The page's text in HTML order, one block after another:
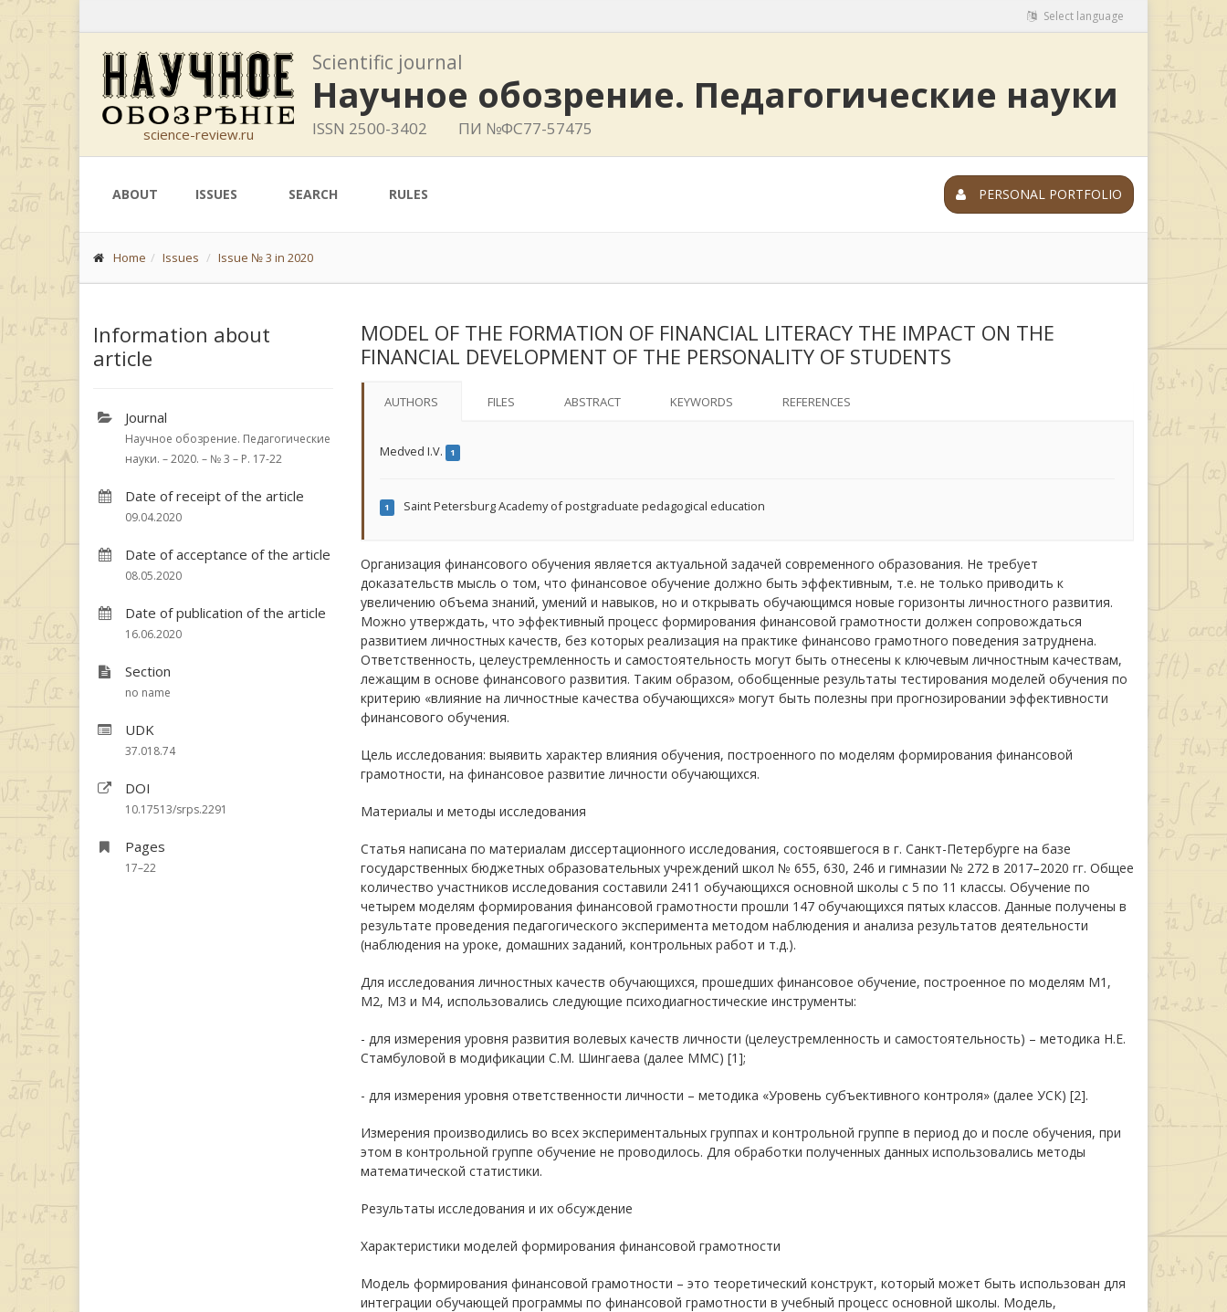
Select language
science-review.ru
Scientific journal
Научное обозрение. Педагогические науки
ISSN 2500-3402 ПИ №ФС77-57475
ABOUT ISSUES SEARCH RULES PERSONAL PORTFOLIO
Home Issues Issue № 3 in 2020
Information about
article
Journal
Научное обозрение. Педагогические
науки. – 2020. – № 3 – P. 17-22
Date of receipt of the article
09.04.2020
Date of acceptance of the article
08.05.2020
Date of publication of the article
16.06.2020
Section
no name
UDK
37.018.74
DOI
10.17513/srps.2291
Pages
17–22
MODEL OF THE FORMATION OF FINANCIAL LITERACY THE IMPACT ON THE
FINANCIAL DEVELOPMENT OF THE PERSONALITY OF STUDENTS
AUTHORS FILES ABSTRACT KEYWORDS REFERENCES
Medved I.V. 1
1 Saint Petersburg Academy of postgraduate pedagogical education
Организация финансового обучения является актуальной задачей современного образования. Не требует
доказательств мысль о том, что финансовое обучение должно быть эффективным, т.е. не только приводить к
увеличению объема знаний, умений и навыков, но и открывать обучающимся новые горизонты личностного развития.
Можно утверждать, что эффективный процесс формирования финансовой грамотности должен сопровождаться
развитием личностных качеств, без которых реализация на практике финансово грамотного поведения затруднена.
Ответственность, целеустремленность и самостоятельность могут быть отнесены к ключевым личностным качествам,
лежащим в основе финансового развития. Таким образом, обобщенные результаты тестирования моделей обучения по
критерию «влияние на личностные качества обучающихся» могут быть полезны при прогнозировании эффективности
финансового обучения.
Цель исследования: выявить характер влияния обучения, построенного по моделям формирования финансовой
грамотности, на финансовое развитие личности обучающихся.
Материалы и методы исследования
Статья написана по материалам диссертационного исследования, состоявшегося в г. Санкт-Петербурге на базе
государственных бюджетных образовательных учреждений школ № 655, 630, 246 и гимназии № 272 в 2017–2020 гг. Общее
количество участников исследования составили 2411 обучающихся основной школы с 5 по 11 классы. Обучение по
четырем моделям формирования финансовой грамотности прошли 147 обучающихся пятых классов. Данные получены в
результате проведения педагогического эксперимента методом наблюдения и анализа результатов деятельности
(наблюдения на уроке, домашних заданий, контрольных работ и т.д.).
Для исследования личностных качеств обучающихся, прошедших финансовое обучение, построенное по моделям М1,
М2, М3 и М4, использовались следующие психодиагностические инструменты:
- для измерения уровня развития волевых качеств личности (целеустремленность и самостоятельность) – методика Н.Е.
Стамбуловой в модификации С.М. Шингаева (далее ММС) [1];
- для измерения уровня ответственности личности – методика «Уровень субъективного контроля» (далее УСК) [2].
Измерения производились во всех экспериментальных группах и контрольной группе в период до и после обучения, при
этом в контрольной группе обучение не проводилось. Для обработки полученных данных использовались методы
математической статистики.
Результаты исследования и их обсуждение
Характеристики моделей формирования финансовой грамотности
Модель формирования финансовой грамотности – это теоретический конструкт, который может быть использован для
интеграции обучающей программы по финансовой грамотности в учебный процесс основной школы. Модель,